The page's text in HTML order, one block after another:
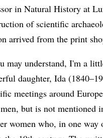
in Natural History at
of scientific
arrived from the print
may understand, I'm a
daughter, Ida
meetings around
but is not mentioned
women who, in one way